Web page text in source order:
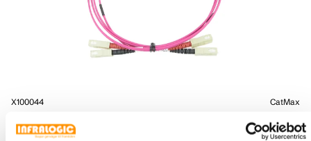
X100044 CatMax
Fiberkablage OM4 Duplex SC/PC -